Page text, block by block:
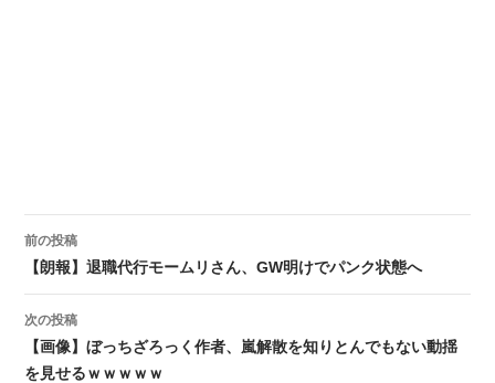
投稿ナビゲーション
前の投稿
【朗報】退職代行モームリさん、GW明けでパンク状態へ
次の投稿
【画像】ぼっちざろっく作者、嵐解散を知りとんでもない動揺
を見せるｗｗｗｗｗ